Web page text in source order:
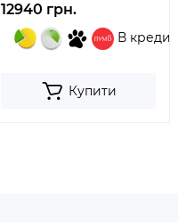
12940 грн.
В кредит
Купити